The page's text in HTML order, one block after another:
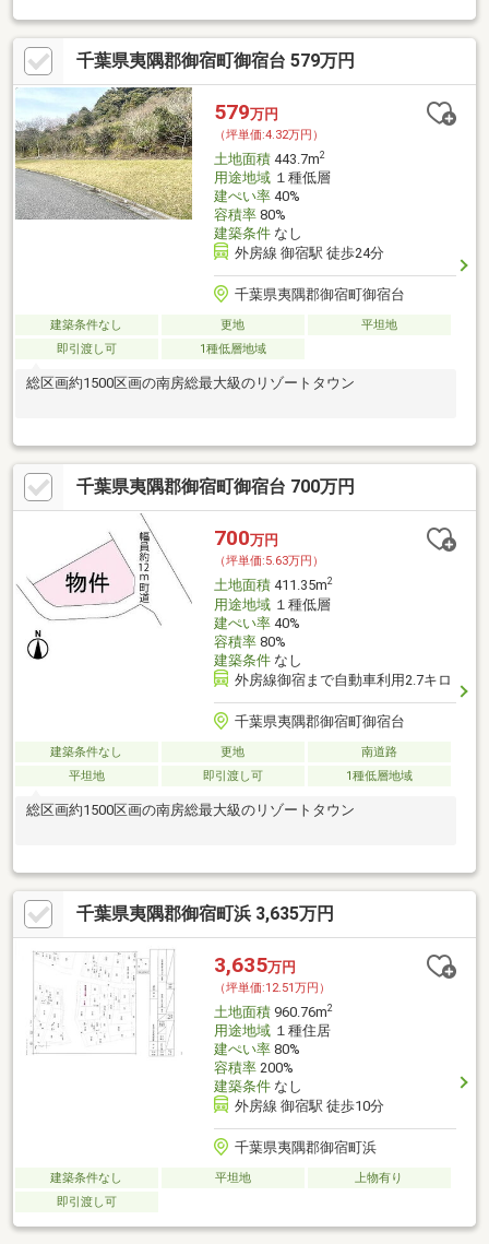
千葉県夷隅郡御宿町御宿台 579万円
579万円
（坪単価:4.32万円）
土地面積443.7m2
用途地域１種低層
建ぺい率40%
容積率80%
建築条件なし
外房線 御宿駅 徒歩24分
千葉県夷隅郡御宿町御宿台
建築条件なし 更地
平坦地
即引渡し可
1種低層地域
総区画約1500区画の南房総最大級のリゾートタウン
千葉県夷隅郡御宿町御宿台 700万円
700万円
（坪単価:5.63万円）
土地面積411.35m2
用途地域１種低層
建ぺい率40%
容積率80%
建築条件なし
外房線御宿まで自動車利用2.7キロ
千葉県夷隅郡御宿町御宿台
建築条件なし 更地
南道路
平坦地
即引渡し可 1種低層地域
総区画約1500区画の南房総最大級のリゾートタウン
千葉県夷隅郡御宿町浜 3,635万円
3,635万円
（坪単価:12.51万円）
土地面積960.76m2
用途地域１種住居
建ぺい率80%
容積率200%
建築条件なし
外房線 御宿駅 徒歩10分
千葉県夷隅郡御宿町浜
建築条件なし 平坦地
上物有り
即引渡し可